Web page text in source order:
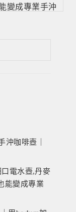
變成專業手沖
沖咖啡壺｜
電水壺,丹麥
能變成專業